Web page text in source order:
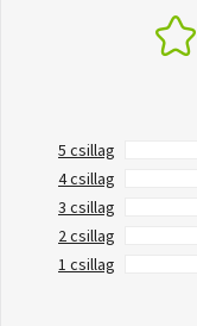
5 csillag
4 csillag
3 csillag
2 csillag
1 csillag